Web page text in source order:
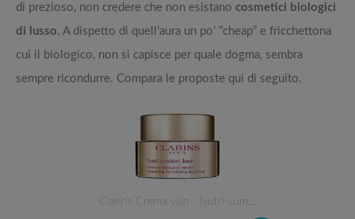
di prezioso, non credere che non esistano cosmetici biologici
di lusso. A dispetto di quell’aura un po’ “cheap” e fricchettona
cui il biologico, non si capisce per quale dogma, sembra
sempre ricondurre. Compara le proposte qui di seguito.
Clarins Crema viso - Nutri-Lum…